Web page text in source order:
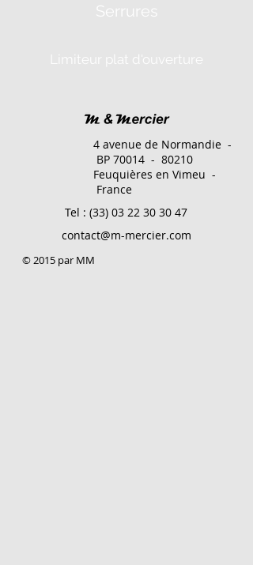
Serrures
Limiteur plat d'ouverture
4 avenue de Normandie -
BP 70014 - 80210
Feuquières en Vimeu -
France
Tel : (33) 03 22 30 30 47
contact@m-mercier.com
© 2015 par MM